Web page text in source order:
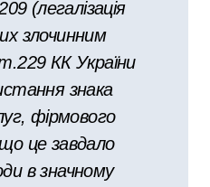
(легалізація
злочинним
КК України
знака
фірмового
це завдало
в значному